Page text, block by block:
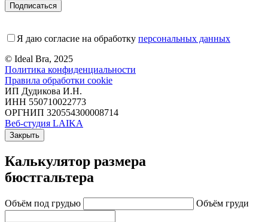
Я даю согласие на обработку персональных данных
© Ideal Bra, 2025
Политика конфиденциальности
Правила обработки cookie
ИП Дудикова И.Н.
ИНН 550710022773
ОРГНИП 320554300008714
Веб-студия LAIKA
Закрыть
Калькулятор размера
бюстгальтера
Объём под грудью Объём груди